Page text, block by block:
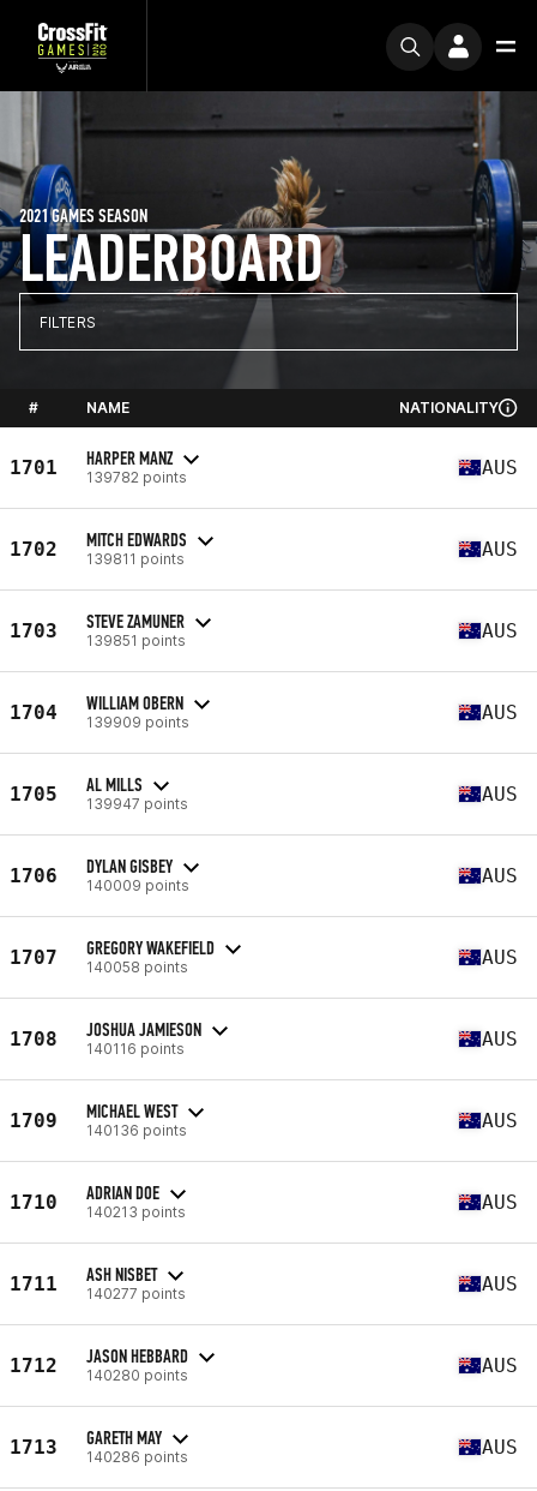
LEADERBOARD
2021 GAMES SEASON
FILTERS
# NAME NATIONALITY
1701 HARPER MANZ
139782 points AUS
1702 MITCH EDWARDS
139811 points AUS
1703 STEVE ZAMUNER
139851 points AUS
1704 WILLIAM OBERN
139909 points AUS
1705 AL MILLS
139947 points AUS
1706 DYLAN GISBEY
140009 points AUS
1707 GREGORY WAKEFIELD
140058 points AUS
1708 JOSHUA JAMIESON
140116 points AUS
1709 MICHAEL WEST
140136 points AUS
1710 ADRIAN DOE
140213 points AUS
1711 ASH NISBET
140277 points AUS
1712 JASON HEBBARD
140280 points AUS
1713 GARETH MAY
140286 points AUS